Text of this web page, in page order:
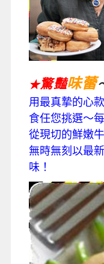
★驚豔味蕾
用最真摯的心
食任您挑選～
從現切的鮮嫩
無時無刻以最
味！